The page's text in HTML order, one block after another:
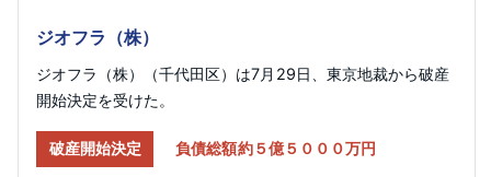
ジオフラ（株）
ジオフラ（株）（千代田区）は7月29日、東京地裁から破産
開始決定を受けた。
破産開始決定 負債総額約５億５０００万円